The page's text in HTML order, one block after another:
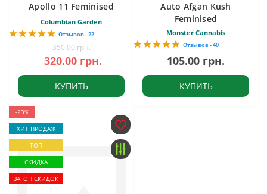
Apollo 11 Feminised
Columbian Garden
Отзывов - 22
350.00 грн.
320.00 грн.
КУПИТЬ
Auto Afgan Kush
Feminised
Monster Cannabis
Отзывов - 40
105.00 грн.
КУПИТЬ
-23%
ХИТ ПРОДАЖ
ТОП
СКИДКА
ВАГОН СКИДОК